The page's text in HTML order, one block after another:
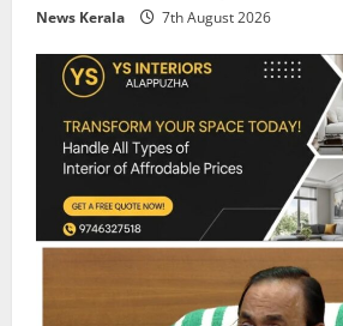
News Kerala 7th August 2026